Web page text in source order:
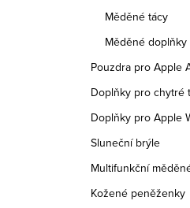
Měděné tácy
Měděné doplňky
Pouzdra pro Apple
Doplňky pro chytré
Doplňky pro Apple
Sluneční brýle
Multifunkční
Kožené peněženky